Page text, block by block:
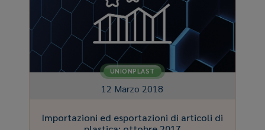
UNIONPLAST
12 Marzo 2018
Importazioni ed esportazioni di articoli di